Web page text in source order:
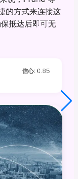
的方式来连接这
抵达后即可无
信心: 0.85